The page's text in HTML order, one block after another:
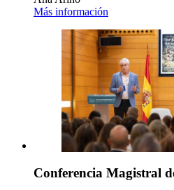
Más información
Conferencia Magistral